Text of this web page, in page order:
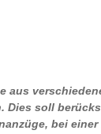
aus
Dies soll
bei